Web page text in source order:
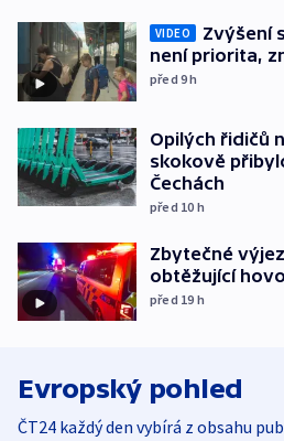
VIDEO
Zvýšení
není priorita,
před 9h
Opilých řidičů
skokově
Čechách
před 10 h
Zbytečné
obtěžující
před 19 h
Evropský pohled
ČT24 každý den vybírá z obsahu